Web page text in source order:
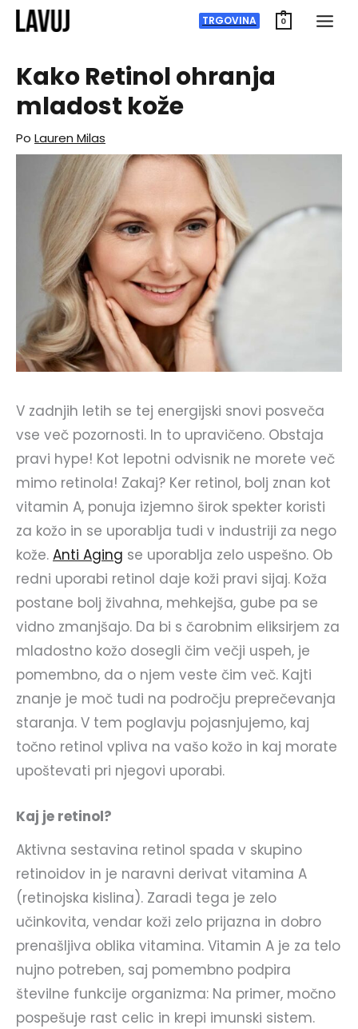
Preskoči
na
TRGOVINA 0
Kako Retinol ohranja
mladost kože
Po Lauren Milas
V zadnjih letih se tej energijski snovi posveča
vse več pozornosti. In to upravičeno. Obstaja
pravi hype! Kot lepotni odvisnik ne morete več
mimo retinola! Zakaj? Ker retinol, bolj znan kot
vitamin A, ponuja izjemno širok spekter koristi
za kožo in se uporablja tudi v industriji za nego
kože. Anti Aging se uporablja zelo uspešno. Ob
redni uporabi retinol daje koži pravi sijaj. Koža
postane bolj živahna, mehkejša, gube pa se
vidno zmanjšajo. Da bi s čarobnim eliksirjem za
mladostno kožo dosegli čim večji uspeh, je
pomembno, da o njem veste čim več. Kajti
znanje je moč tudi na področju preprečevanja
staranja. V tem poglavju pojasnjujemo, kaj
točno retinol vpliva na vašo kožo in kaj morate
upoštevati pri njegovi uporabi.
Kaj je retinol?
Aktivna sestavina retinol spada v skupino
retinoidov in je naravni derivat vitamina A
(retinojska kislina). Zaradi tega je zelo
učinkovita, vendar koži zelo prijazna in dobro
prenašljiva oblika vitamina. Vitamin A je za telo
nujno potreben, saj pomembno podpira
številne funkcije organizma: Na primer, močno
pospešuje rast celic in krepi imunski sistem.